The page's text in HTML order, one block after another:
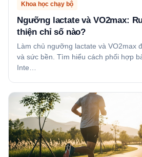
Khoa học chạy bộ
Ngưỡng lactate và VO2max:
thiện chỉ số nào?
Làm chủ ngưỡng lactate và VO2max
và sức bền. Tìm hiểu cách phối hợp
Inte…